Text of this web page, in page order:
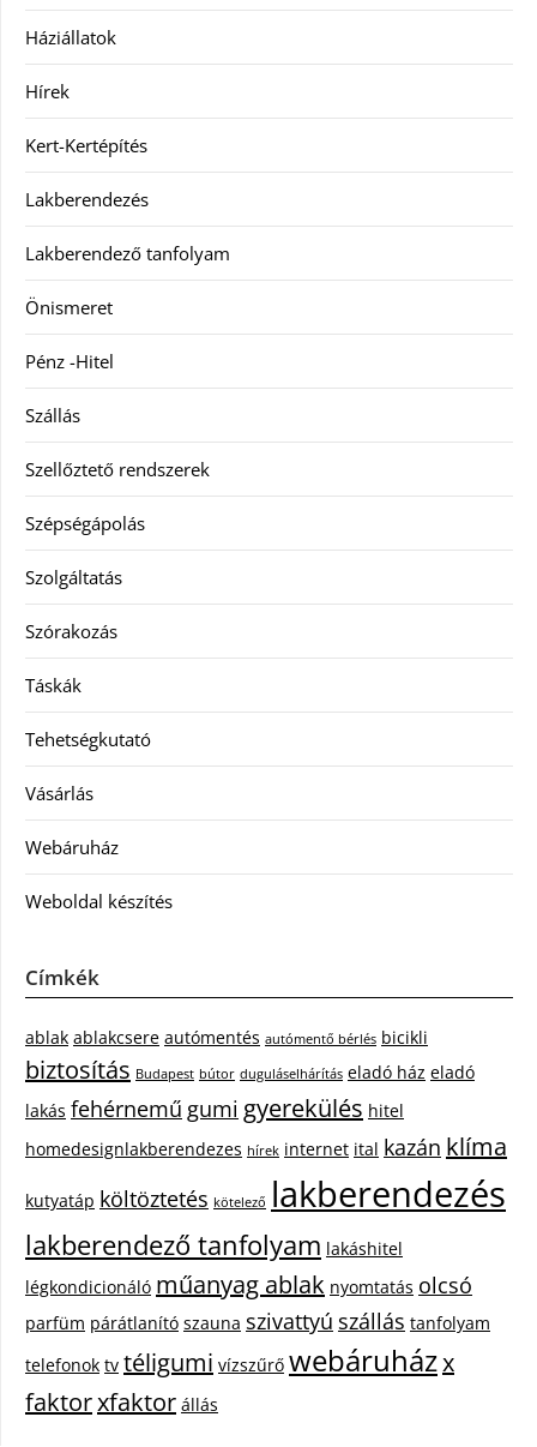
Háziállatok
Hírek
Kert-Kertépítés
Lakberendezés
Lakberendező tanfolyam
Önismeret
Pénz -Hitel
Szállás
Szellőztető rendszerek
Szépségápolás
Szolgáltatás
Szórakozás
Táskák
Tehetségkutató
Vásárlás
Webáruház
Weboldal készítés
Címkék
ablak ablakcsere autómentés autómentő bérlés bicikli
biztosítás Budapest bútor duguláselhárítás eladó ház eladó
lakás fehérnemű gumi gyerekülés hitel
homedesignlakberendezes hírek internet ital kazán klíma
kutyatáp költöztetés kötelező lakberendezés
lakberendező tanfolyam lakáshitel
légkondicionáló műanyag ablak nyomtatás olcsó
parfüm párátlanító szauna szivattyú szállás tanfolyam
telefonok tv téligumi vízszűrő webáruházx
faktorxfaktor állás